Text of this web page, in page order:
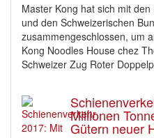
Master Kong hat sich mit
und den Schweizerischen
zusammengeschlossen, um
Kong Noodles House chez
Schweizer Zug Roter
Millionen
Gütern neuer